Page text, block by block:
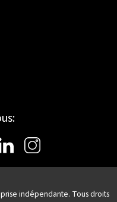
indépendante. Tous droits